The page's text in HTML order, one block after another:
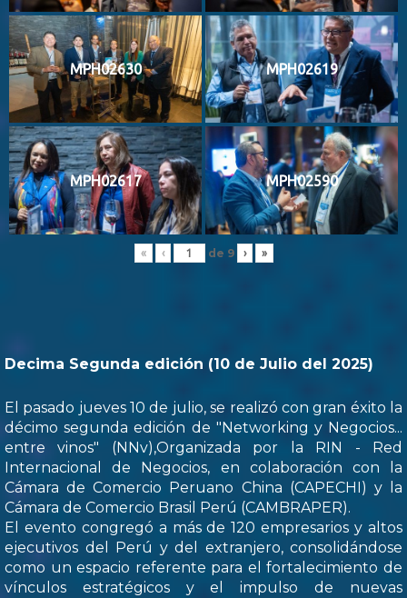
MPH02630 MPH02619
MPH02617 MPH02590
« ‹ de 9 › »
Decima Segunda edición (10 de Julio del 2025)
El pasado jueves 10 de julio, se realizó con gran éxito la
décimo segunda edición de "Networking y Negocios...
entre vinos" (NNv),Organizada por la RIN - Red
Internacional de Negocios, en colaboración con la
Cámara de Comercio Peruano China (CAPECHI) y la
Cámara de Comercio Brasil Perú (CAMBRAPER).
El evento congregó a más de 120 empresarios y altos
ejecutivos del Perú y del extranjero, consolidándose
como un espacio referente para el fortalecimiento de
vínculos estratégicos y el impulso de nuevas